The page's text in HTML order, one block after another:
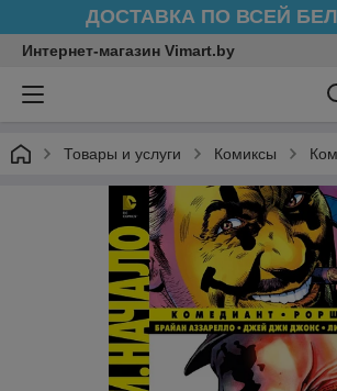
ДОСТАВКА ПО ВСЕЙ
Интернет-магазин Vimart.by
Товары и услуги Комиксы